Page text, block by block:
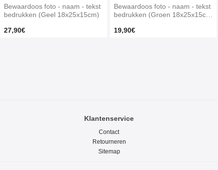
Bewaardoos foto - naam - tekst
bedrukken (Geel 18x25x15cm)
27,90€
Bewaardoos foto - naam - tekst
bedrukken (Groen 18x25x15c
19,90€
Klantenservice
Contact
Retourneren
Sitemap